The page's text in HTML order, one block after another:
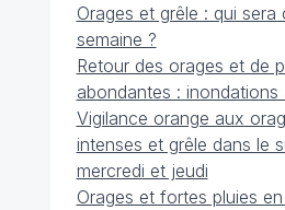
Orages et grêle : qui
semaine ?
Retour des orages et de
abondantes : inondations
Vigilance orange aux
intenses et grêle dans le
mercredi et jeudi
Orages et fortes pluies